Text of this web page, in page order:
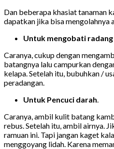
Dan beberapa khasiat tanaman
dapatkan jika bisa mengolahnya
Untuk mengobati
Caranya, cukup dengan
batangnya lalu campurkan
kelapa. Setelah itu, bubuhkan /
peradangan.
Untuk Pencuci darah.
Caranya, ambil kulit batang
rebus. Setelah itu, ambil airnya.
ramuan ini. Tapi jangan kaget
menggoyang lidah. Karena